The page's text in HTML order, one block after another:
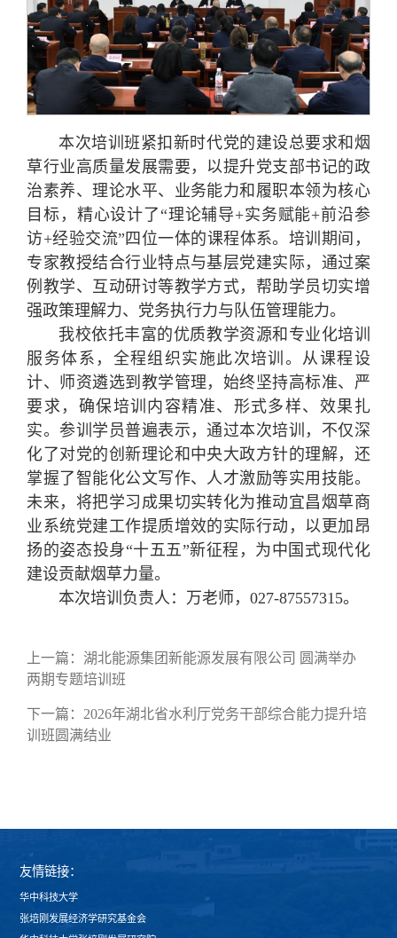
本次培训班紧扣新时代党的建设总要求和烟
草行业高质量发展需要，以提升党支部书记的政
治素养、理论水平、业务能力和履职本领为核心
目标，精心设计了“理论辅导+实务赋能+前沿参
访+经验交流”四位一体的课程体系。培训期间，
专家教授结合行业特点与基层党建实际，通过案
例教学、互动研讨等教学方式，帮助学员切实增
强政策理解力、党务执行力与队伍管理能力。
我校依托丰富的优质教学资源和专业化培训
服务体系，全程组织实施此次培训。从课程设
计、师资遴选到教学管理，始终坚持高标准、严
要求，确保培训内容精准、形式多样、效果扎
实。参训学员普遍表示，通过本次培训，不仅深
化了对党的创新理论和中央大政方针的理解，还
掌握了智能化公文写作、人才激励等实用技能。
未来，将把学习成果切实转化为推动宜昌烟草商
业系统党建工作提质增效的实际行动，以更加昂
扬的姿态投身“十五五”新征程，为中国式现代化
建设贡献烟草力量。
本次培训负责人：万老师，027-87557315。
上一篇： 湖北能源集团新能源发展有限公司 圆满举办
两期专题培训班
下一篇： 2026年湖北省水利厅党务干部综合能力提升培
训班圆满结业
友情链接：
华中科技大学
张培刚发展经济学研究基金会